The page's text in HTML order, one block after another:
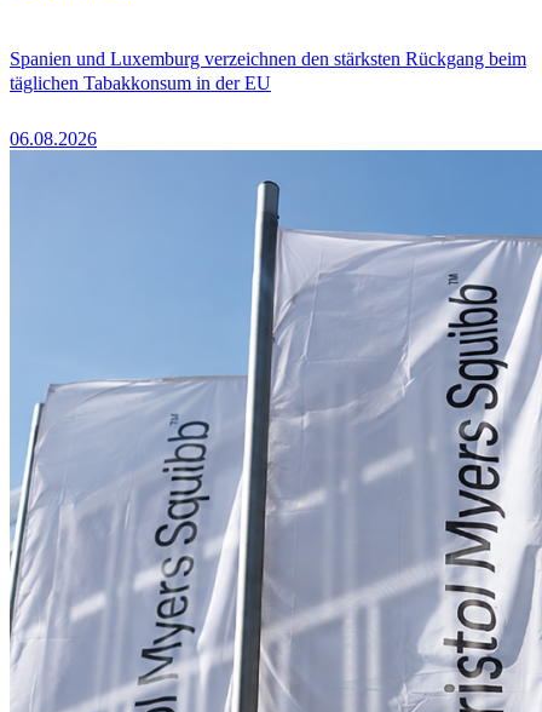
Spanien und Luxemburg verzeichnen den stärksten Rückgang beim
täglichen Tabakkonsum in der EU
06.08.2026